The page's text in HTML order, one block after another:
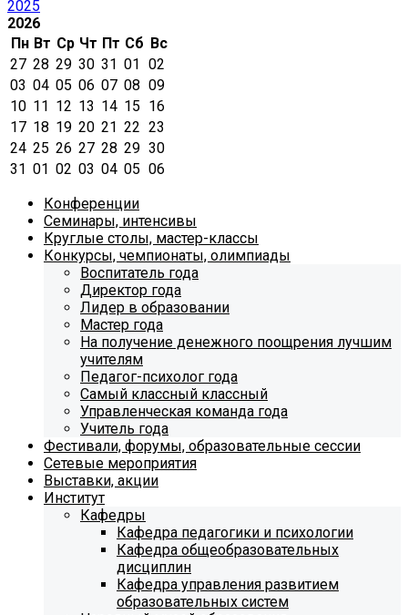
2025
2026
Пн Вт Ср Чт Пт Сб Вс
27 28 29 30 31 01 02
03 04 05 06 07 08 09
10 11 12 13 14 15 16
17 18 19 20 21 22 23
24 25 26 27 28 29 30
31 01 02 03 04 05 06
Конференции
Семинары, интенсивы
Круглые столы, мастер-классы
Конкурсы, чемпионаты, олимпиады
Воспитатель года
Директор года
Лидер в образовании
Мастер года
На получение денежного поощрения лучшим
учителям
Педагог-психолог года
Самый классный классный
Управленческая команда года
Учитель года
Фестивали, форумы, образовательные сессии
Сетевые мероприятия
Выставки, акции
Институт
Кафедры
Кафедра педагогики и психологии
Кафедра общеобразовательных
дисциплин
Кафедра управления развитием
образовательных систем